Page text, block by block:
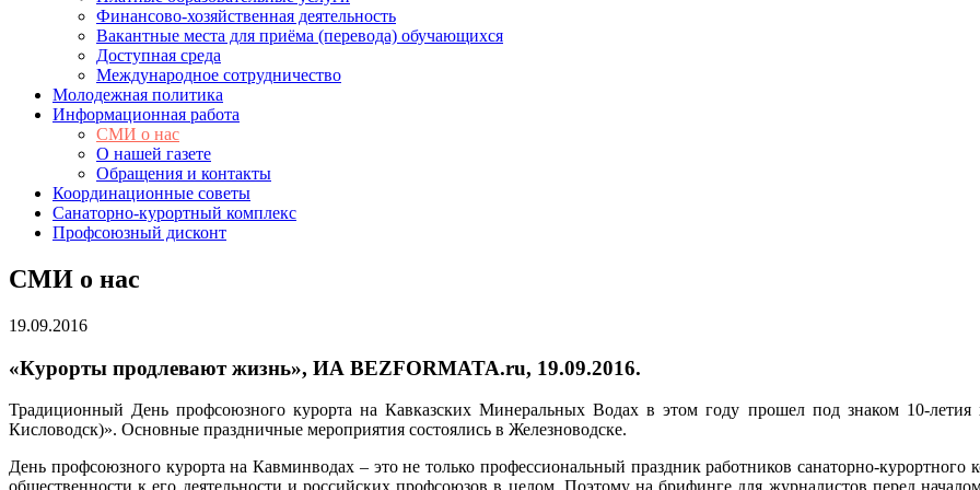
Финансово-хозяйственная деятельность
Вакантные места для приёма (перевода) обучающихся
Доступная среда
Международное сотрудничество
Молодежная политика
Информационная работа
СМИ о нас
О нашей газете
Обращения и контакты
Координационные советы
Санаторно-курортный комплекс
Профсоюзный дисконт
СМИ о нас
19.09.2016
«Курорты продлевают жизнь», ИА BEZFORMATA.ru, 19.09.2016.
Традиционный День профсоюзного курорта на Кавказских Минеральных Водах в этом году прошел под знаком 10-летия
Кисловодск)». Основные праздничные мероприятия состоялись в Железноводске.
День профсоюзного курорта на Кавминводах – это не только профессиональный праздник работников санаторно-